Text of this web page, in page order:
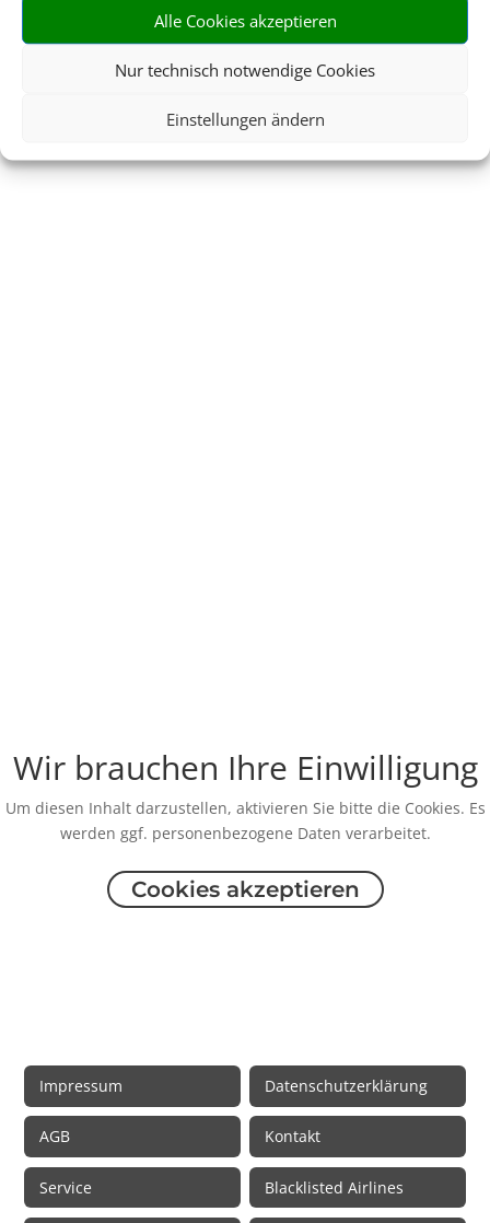
Alle Cookies akzeptieren
Nur technisch notwendige Cookies
Einstellungen ändern
Wir brauchen Ihre Einwilligung
Um diesen Inhalt darzustellen, aktivieren Sie bitte die Cookies. Es
werden ggf. personenbezogene Daten verarbeitet.
Cookies akzeptieren
Impressum Datenschutzerklärung
AGB Kontakt
Service Blacklisted Airlines